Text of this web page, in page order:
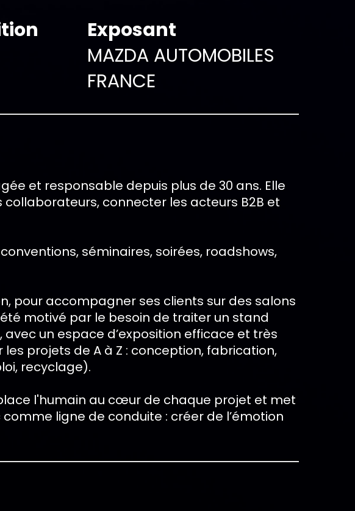
Exposant
MAZDA AUTOMOBILES
FRANCE
et responsable depuis plus de 30 ans. Elle
connecter les acteurs B2B et
séminaires, soirées, roadshows,
pour accompagner ses clients sur des salons
motivé par le besoin de traiter un stand
un espace d’exposition efficace et très
projets de A à Z : conception, fabrication,
recyclage).
l'humain au cœur de chaque projet et met
ligne de conduite : créer de l’émotion